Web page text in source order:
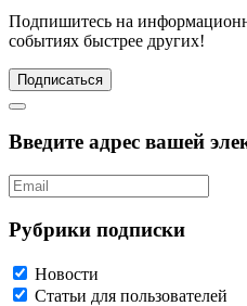
Подпишитесь на
событиях быстрее других!
Подписаться
Введите адрес вашей
Рубрики подписки
Новости
Статьи для пользователей